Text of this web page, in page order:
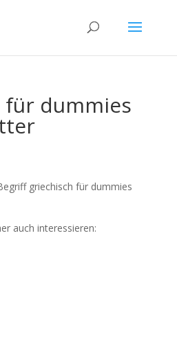
für dummies
griechisch für dummies
auch interessieren: